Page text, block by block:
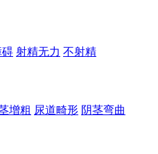
碍 射精无力 不射精
增粗 尿道畸形 阴茎弯曲